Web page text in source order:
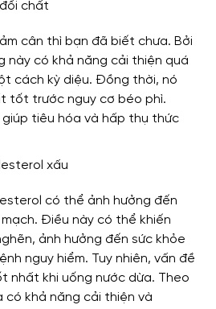
chất
cân thì bạn đã biết chưa. Bởi
này có khả năng cải thiện quá
cách kỳ diệu. Đồng thời, nó
tốt trước nguy cơ béo phì.
tiêu hóa và hấp thụ thức
xấu
có thể ảnh hưởng đến
Điều này có thể khiến
ảnh hưởng đến sức khỏe
nguy hiểm. Tuy nhiên, vấn đề
nhất khi uống nước dừa. Theo
có khả năng cải thiện và